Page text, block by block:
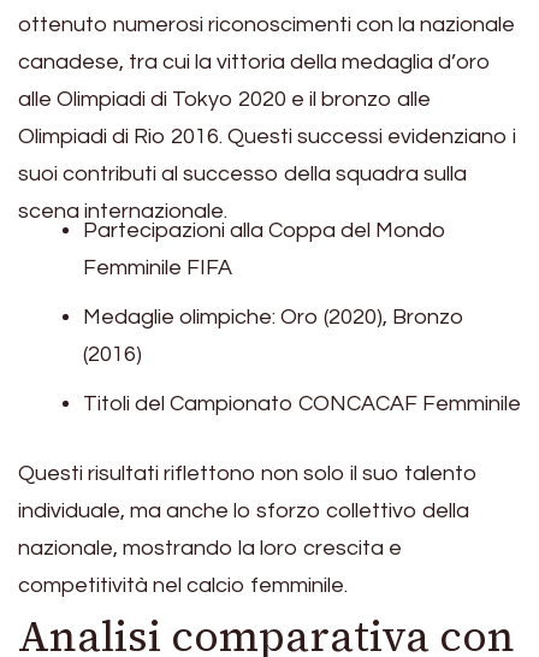
ottenuto numerosi riconoscimenti con la nazionale
canadese, tra cui la vittoria della medaglia d’oro
alle Olimpiadi di Tokyo 2020 e il bronzo alle
Olimpiadi di Rio 2016. Questi successi evidenziano i
suoi contributi al successo della squadra sulla
scena internazionale.
Partecipazioni alla Coppa del Mondo
Femminile FIFA
Medaglie olimpiche: Oro (2020), Bronzo
(2016)
Titoli del Campionato CONCACAF Femminile
Questi risultati riflettono non solo il suo talento
individuale, ma anche lo sforzo collettivo della
nazionale, mostrando la loro crescita e
competitività nel calcio femminile.
Analisi comparativa con